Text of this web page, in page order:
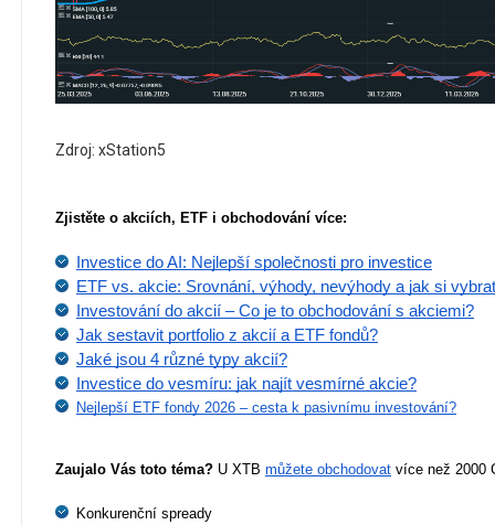
Zdroj: xStation5
Zjistěte o akciích, ETF i obchodování více:
Investice do AI: Nejlepší společnosti pro investice
ETF vs. akcie: Srovnání, výhody, nevýhody a jak si vybrat
Investování do akcií – Co je to obchodování s akciemi?
Jak sestavit portfolio z akcií a ETF fondů?
Jaké jsou 4 různé typy akcií?
Investice do vesmíru: jak najít vesmírné akcie?
Nejlepší ETF fondy 2026 – cesta k pasivnímu investování?
Zaujalo Vás toto téma? U XTB můžete obchodovat více než 2000
Konkurenční spready